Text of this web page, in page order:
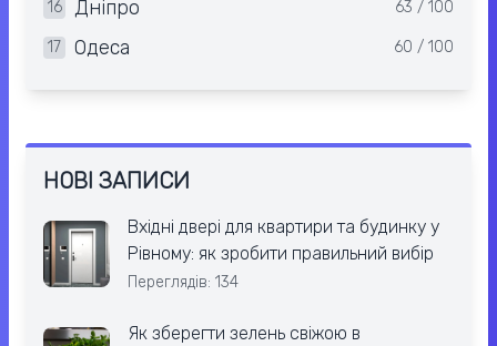
16 Дніпро 63 / 100
17 Одеса 60 / 100
НОВІ ЗАПИСИ
Вхідні двері для квартири та будинку у
Рівному: як зробити правильний вибір
Переглядів: 134
Як зберегти зелень свіжою в